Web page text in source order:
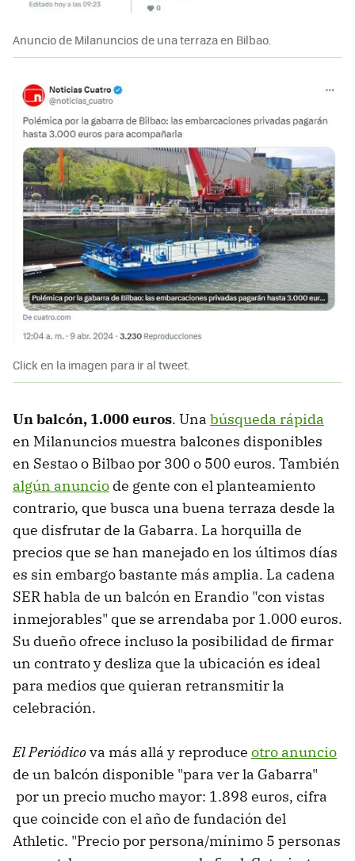
Anuncio de Milanuncios de una terraza en Bilbao.
Click en la imagen para ir al tweet.
Un balcón, 1.000 euros. Una búsqueda rápida
en Milanuncios muestra balcones disponibles
en Sestao o Bilbao por 300 o 500 euros. También
algún anuncio de gente con el planteamiento
contrario, que busca una buena terraza desde la
que disfrutar de la Gabarra. La horquilla de
precios que se han manejado en los últimos días
es sin embargo bastante más amplia. La cadena
SER habla de un balcón en Erandio "con vistas
inmejorables" que se arrendaba por 1.000 euros.
Su dueño ofrece incluso la posibilidad de firmar
un contrato y desliza que la ubicación es ideal
para medios que quieran retransmitir la
celebración.
El Periódicova más allá y reproduce otro anuncio
de un balcón disponible "para ver la Gabarra"
por un precio mucho mayor: 1.898 euros, cifra
que coincide con el año de fundación del
Athletic. "Precio por persona/mínimo 5 personas